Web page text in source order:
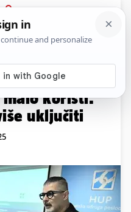
PRIJAVA
Komentari
malo koristi.
uključiti